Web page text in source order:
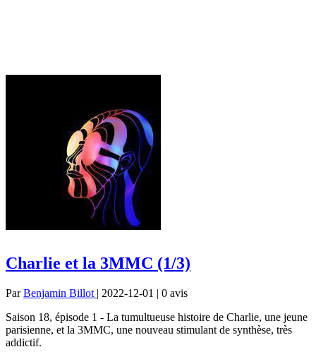
Charlie et la 3MMC (1/3)
ParBenjamin Billot | 2022-12-01 | 0 avis
Saison 18, épisode 1 - La tumultueuse histoire de Charlie, une jeune
parisienne, et la 3MMC, une nouveau stimulant de synthèse, très
addictif.